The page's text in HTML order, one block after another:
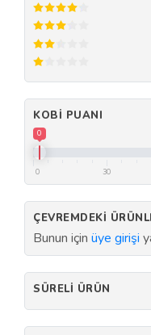
KOBI PUANI
0
0 30
ÇEVREMDEKI
Bunun için üye girişi
SÜRELI ÜRÜN